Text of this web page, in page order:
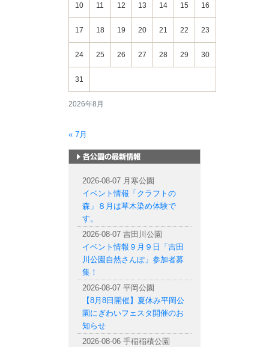
2026年8月
10 11 12 13 14 15 16
17 18 19 20 21 22 23
24 25 26 27 28 29 30
31
« 7月
2026-08-07 月寒公園
イベント情報「クラフトの
森」８月は草木染め体験で
す。
2026-08-07 吉田川公園
イベント情報９月９日「吉田
川公園自然さんぽ」参加者募
集！
2026-08-07 平岡公園
【8月8日開催】夏休み平岡公
園にぎわいフェスタ開催のお
知らせ
2026-08-06 手稲稲積公園